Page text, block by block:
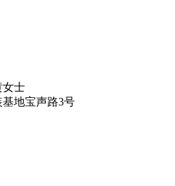
女士
地宝声路3号